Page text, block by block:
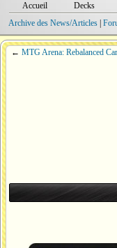
Accueil Decks
Archive des News/Articles|
← MTG Arena: Rebalanced